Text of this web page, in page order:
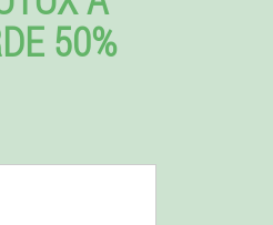
50%